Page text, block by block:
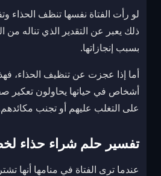
لو رأت الفتاة نفسها تنظف الحذاء
ذلك يعبر عن التقدير الذي تناله من
بسبب إنجازاتها.
أما إذا عجزت عن تنظيف الحذاء،
أشخاص في حياتها يحاولون تعكير
على التغلب عليهم أو تجنب
تفسير حلم شراء حذاء
عندما ترى الفتاة في منامها أنها